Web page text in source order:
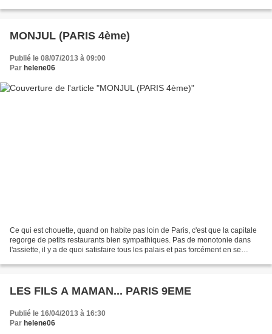
MONJUL (PARIS 4ème)
Publié le 08/07/2013 à 09:00
Par helene06
Ce qui est chouette, quand on habite pas loin de Paris, c'est que la capitale
regorge de petits restaurants bien sympathiques. Pas de monotonie dans
l'assiette, il y a de quoi satisfaire tous les palais et pas forcément en se
LES FILS A MAMAN... PARIS 9EME
Publié le 16/04/2013 à 16:30
Par helene06